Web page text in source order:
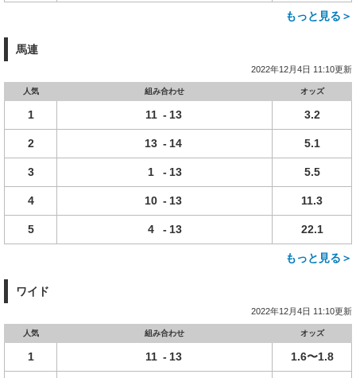
もっと見る＞
馬連
2022年12月4日 11:10更新
人気 組み合わせ オッズ
1 11 - 13 3.2
2 13 - 14 5.1
3 1 - 13 5.5
4 10 - 13 11.3
5 4 - 13 22.1
もっと見る＞
ワイド
2022年12月4日 11:10更新
人気 組み合わせ オッズ
1 11 - 13 1.6〜1.8